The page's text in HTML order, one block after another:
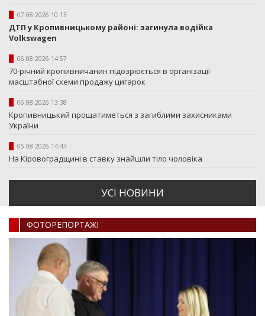
07.08.2026 10:13
ДТП у Кропивницькому районі: загинула водійка
Volkswagen
06.08.2026 14:57
70-річний кропивничанин підозрюється в організації
масштабної схеми продажу цигарок
06.08.2026 13:38
Кропивницький прощатиметься з загиблими захисниками
України
05.08.2026 14:44
На Кіровоградщині в ставку знайшли тіло чоловіка
УСI НОВИНИ
ФОТОРЕПОРТАЖI